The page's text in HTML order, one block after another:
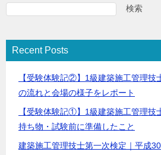
検索
Recent Posts
【受験体験記②】1級建築施工管理技
の流れと会場の様子をレポート
【受験体験記①】1級建築施工管理技
持ち物・試験前に準備したこと
建築施工管理技士第一次検定｜平成